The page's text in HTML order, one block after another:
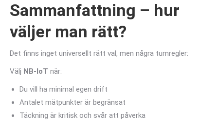
Sammanfattning – hur
väljer man rätt?
Det finns inget universellt rätt val, men några tumregler:
Välj NB-IoT när:
Du vill ha minimal egen drift
Antalet mätpunkter är begränsat
Täckning är kritisk och svår att påverka